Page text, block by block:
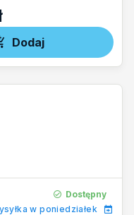
Dodaj
Dostępny
w poniedziałek